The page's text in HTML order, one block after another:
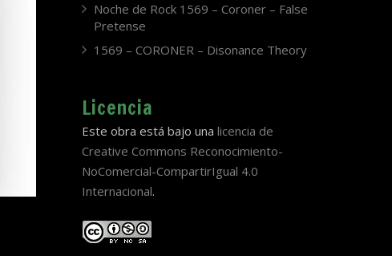
Noche de Rock 1569 – Coroner – False
Pretense
1569 – CORONER – Disonance Theory
Licencia
Este obra está bajo una licencia de
Creative Commons Reconocimiento-
NoComercial-CompartirIgual 4.0
Internacional.